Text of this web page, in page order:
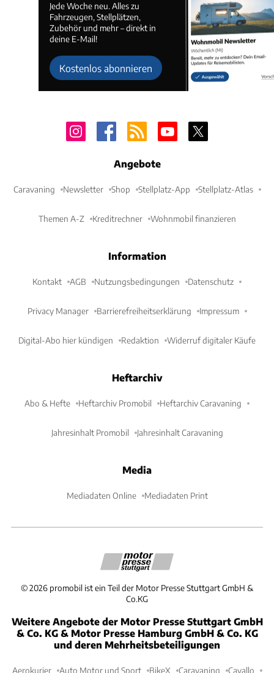
Jede Woche neu. Alles zu
Fahrzeugen, Stellplätzen,
Zubehör und mehr – direkt in
deine E-Mail!
Kostenlos abonnieren
Angebote
Caravaning Newsletter Shop Stellplatz-App Stellplatz-Atlas
Themen A-Z Kreditrechner Wohnmobil finanzieren
Information
Kontakt AGB Nutzungsbedingungen Datenschutz
Privacy Manager Barrierefreiheitserklärung Impressum
Digital-Abo hier kündigen Redaktion Widerruf digitaler Käufe
Heftarchiv
Abo & Hefte Heftarchiv Promobil Heftarchiv Caravaning
Jahresinhalt Promobil Jahresinhalt Caravaning
Media
Mediadaten Online Mediadaten Print
©2026 promobil ist ein Teil der Motor Presse Stuttgart GmbH &
Co.KG
Weitere Angebote der Motor Presse Stuttgart GmbH
& Co. KG & Motor Presse Hamburg GmbH & Co. KG
und deren Mehrheitsbeteiligungen
Aerokurier Auto Motor und Sport BikeX Caravaning Cavallo